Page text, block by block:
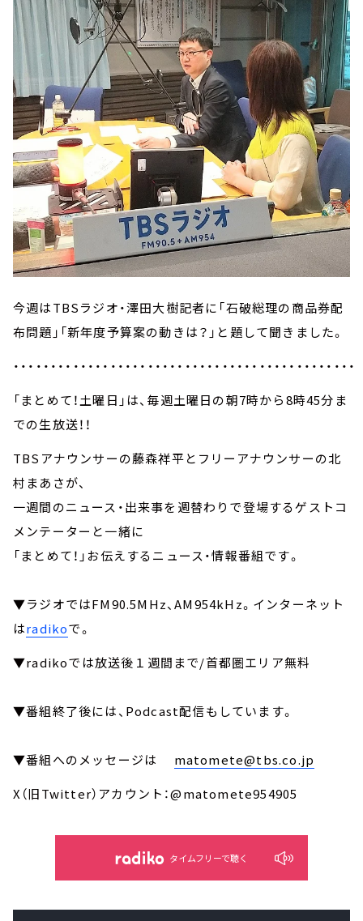
今週はTBSラジオ・澤田大樹記者に「石破総理の商品券配
布問題」「新年度予算案の動きは？」と題して聞きました。
・・・・・・・・・・・・・・・・・・・・・・・・・・・・・・・・・・・・・・・・・・・・・・
「まとめて！土曜日」は、毎週土曜日の朝7時から8時45分ま
での生放送！！
TBSアナウンサーの藤森祥平とフリーアナウンサーの北
村まあさが、
一週間のニュース・出来事を週替わりで登場するゲストコ
メンテーターと一緒に
「まとめて！」お伝えするニュース・情報番組です。
▼ラジオではFM90.5MHz、AM954kHz。インターネット
はradikoで。
▼radikoでは放送後１週間まで/首都圏エリア無料
▼番組終了後には、Podcast配信もしています。
▼番組へのメッセージは matomete@tbs.co.jp
X（旧Twitter）アカウント：@matomete954905
タイムフリーで聴く